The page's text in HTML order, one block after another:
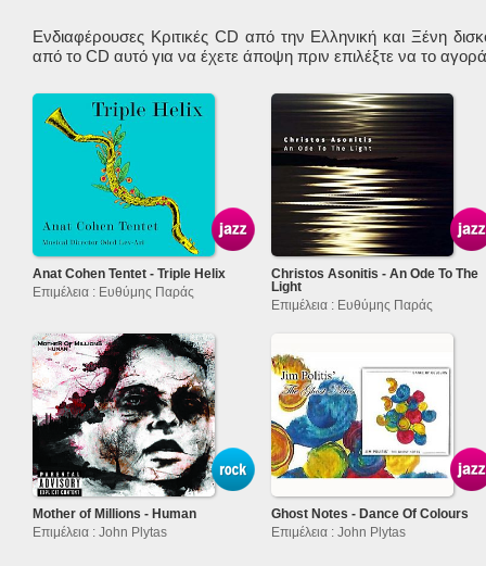
Ενδιαφέρουσες Κριτικές CD από την Ελληνική και Ξένη
από το CD αυτό για να έχετε άποψη πριν επιλέξτε να το
Anat Cohen Tentet - Triple Helix
Επιμέλεια : Ευθύμης Παράς
Christos Asonitis - An Ode To The
Light
Επιμέλεια : Ευθύμης Παράς
Mother of Millions - Human
Επιμέλεια : John Plytas
Ghost Notes - Dance Of Colours
Επιμέλεια : John Plytas